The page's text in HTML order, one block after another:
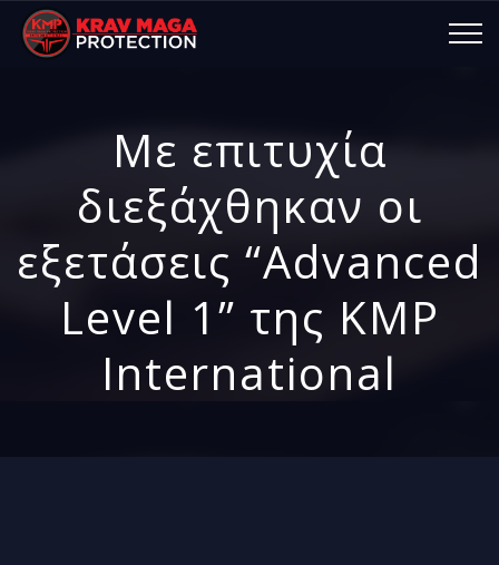
Με επιτυχία
διεξάχθηκαν οι
εξετάσεις “Advanced
Level 1” της KMP
International